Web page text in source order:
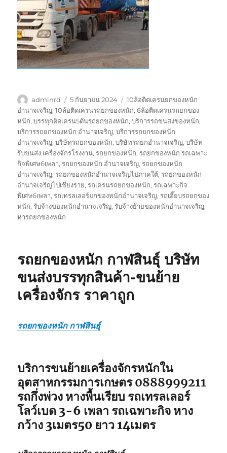
ผู้
เขียน
adminrd
เขียน
เมื่อ
5 กันยายน 2024
ป้าย
กำกับ
10ล้อติดเครนยกของหนัก
อำนาจเจริญ,10ล้อติดเครนรถยกของหนัก,6ล้อติดเครนรถยกของ
หนัก,บรรทุกติดเครน5ตันรถยกของหนัก,บริการรถขนสงของหนัก,
บริการรถยกของหนัก อำนาจเจริญ,บริการรถยกของหนัก
อำนาจเจริญ,บริษัทรถยกของหนัก,บริษัทรถยกอำนาจเจริญ,บริษัท
รับขนส่ง เครื่องจักรโรงงาน,รถยกของหนัก,รถยกของหนัก รถเฉพาะ
กิจพิเศษ6เพลา,รถยกของหนัก อำนาจเจริญ,รถยกของหนัก
อำนาจเจริญ,รถยกของหนักอำนาจเจริญไปภาคใต้,รถยกของหนัก
อำนาจเจริญไปเชียงราย,รถเครนรถยกของหนัก,รถเฉพาะกิจ
พิเศษ6เพลา,รถเทรลเลอร์ยกของหนักอำนาจเจริญ,รถเฮี๊ยบรถยกของ
หนัก,รับจ้างของหนักอำนาจเจริญ,รับจ้างย้ายของหนักอำนาจเจริญ,
หารถยกของหนัก
รถยกของหนัก กาฬสินธุ์ บริษัท
ขนส่งบรรทุกสินค้า-ขนย้าย
เครื่องจักร ราคาถูก
รถยกของหนัก กาฬสินธุ์
บริการขนย้ายเครื่องจักรหนักใน
อุตสาหกรรมการเกษตร 0888999211
รถกึ่งพ่วง หางพื้นเรียบ รถเทรลเลอร์
โลว์เบด 3-6 เพลา รถเฉพาะกิจ หาง
กว้าง 3เมตร50 ยาว 14เมตร